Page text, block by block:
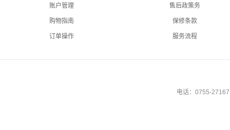
账户管理
购物指南
订单操作
售后政策务
保修条款
服务流程
电话：0755-